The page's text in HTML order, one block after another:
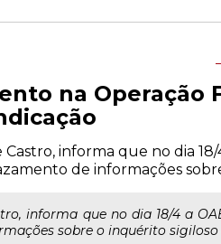
na Operação
informa que no dia
de informações
informa que no dia 18/4 a
sobre o inquérito sigiloso